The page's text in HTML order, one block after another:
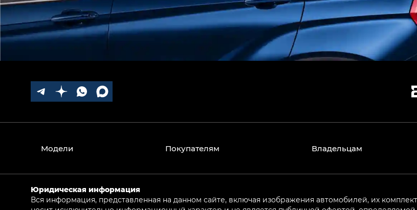
Модели Покупателям Владельцам
Юридическая информация
Вся информация, представленная на данном сайте, включая изображения автомобилей, их